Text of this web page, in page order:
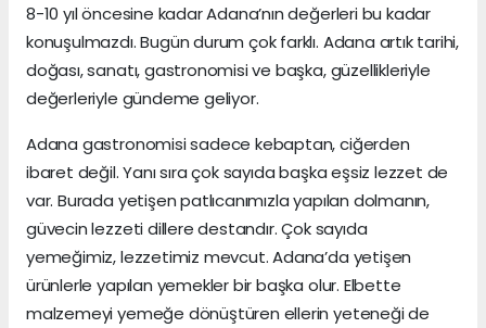
8-10 yıl öncesine kadar Adana’nın değerleri bu kadar
konuşulmazdı. Bugün durum çok farklı. Adana artık tarihi,
doğası, sanatı, gastronomisi ve başka, güzellikleriyle
değerleriyle gündeme geliyor.
Adana gastronomisi sadece kebaptan, ciğerden
ibaret değil. Yanı sıra çok sayıda başka eşsiz lezzet de
var. Burada yetişen patlıcanımızla yapılan dolmanın,
güvecin lezzeti dillere destandır. Çok sayıda
yemeğimiz, lezzetimiz mevcut. Adana’da yetişen
ürünlerle yapılan yemekler bir başka olur. Elbette
malzemeyi yemeğe dönüştüren ellerin yeteneği de